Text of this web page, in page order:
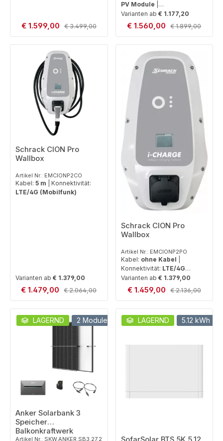
Verkaufspreis:
€ 1.599,00 Regulärer Preis:
€ 3.499,00
PV Module
Batteriekapazität:2,7
kWh (ohne Erweiterung)
Varianten ab € 1.177,20
Verkaufspreis:
€ 1.560,00 Regulärer Preis:
€ 1.899,00
Schrack CION Pro
Wallbox
Artikel Nr.: EMCIONP2CO
Kabel:5 m
Konnektivität:
LTE/4G (Mobilfunk)
Varianten ab € 1.379,00
Verkaufspreis:
€ 1.479,00 Regulärer Preis:
€ 2.064,00
Schrack CION Pro
Wallbox
Artikel Nr.: EMCIONP2PO
Kabel: ohne Kabel
Konnektivität: LTE/4G
(Mobilfunk)
Varianten ab € 1.379,00
Verkaufspreis:
€ 1.459,00 Regulärer Preis:
€ 2.136,00
LAGERND 2 Module konfigurierbar
Anker Solarbank 3
Speicher
Balkonkraftwerk
Artikel Nr.: SKW.ANKER.SB3.27.2
LAGERND 5.12 kWh